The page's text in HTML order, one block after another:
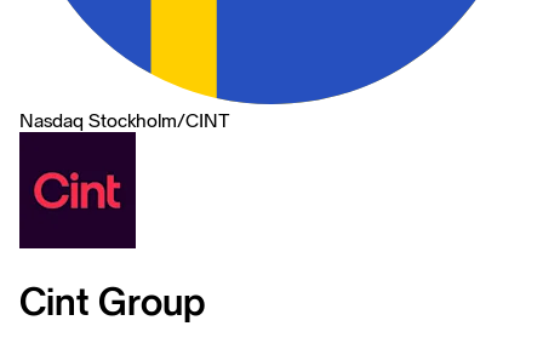
Nasdaq Stockholm/CINT
Cint Group